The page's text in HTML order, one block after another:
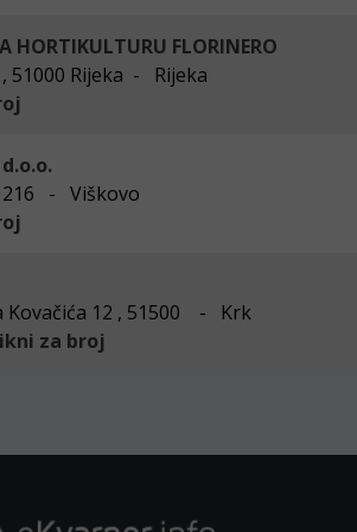
HORTIKULTURU FLORINERO
, 51000 Rijeka - Rijeka
- Viškovo
Kovačića 12 , 51500 - Krk
za broj